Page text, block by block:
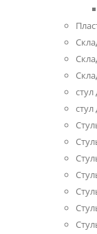
стул